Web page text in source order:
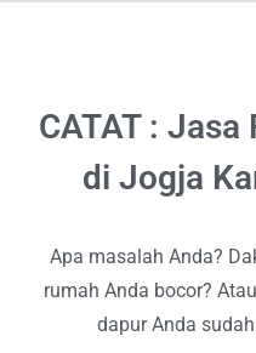
CATAT : Jasa
di Jogja
Apa masalah Anda?
rumah Anda bocor?
dapur Anda